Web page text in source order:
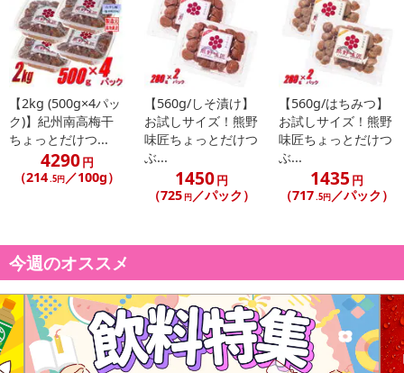
こちらの情報は2026-07-09 14:13:35.0での情報となります。
【2kg (500g×4パッ
ク)】紀州南高梅干
ちょっとだけつ...
4290円
（214.5円 ／100g）
【560g/しそ漬け】
お試しサイズ！熊野
味匠ちょっとだけつ
ぶ...
1450円
（725 円 ／パック）
【560g/はちみつ】
お試しサイズ！熊野
味匠ちょっとだけつ
ぶ...
1435 円
（717.5円 ／パック）
今週のオススメ